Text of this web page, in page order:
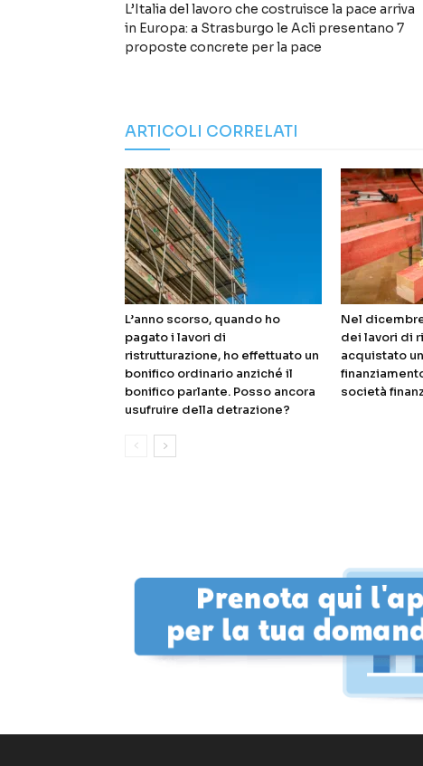
L’Italia del lavoro che costruisce la pace arriva
in Europa: a Strasburgo le Acli presentano 7
proposte concrete per la pace
ARTICOLI CORRELATI
L’anno scorso, quando ho
pagato i lavori di
ristrutturazione, ho effettuato un
bonifico ordinario anziché il
bonifico parlante. Posso ancora
usufruire della detrazione?
Nel
dei lavori di
acquistato
società